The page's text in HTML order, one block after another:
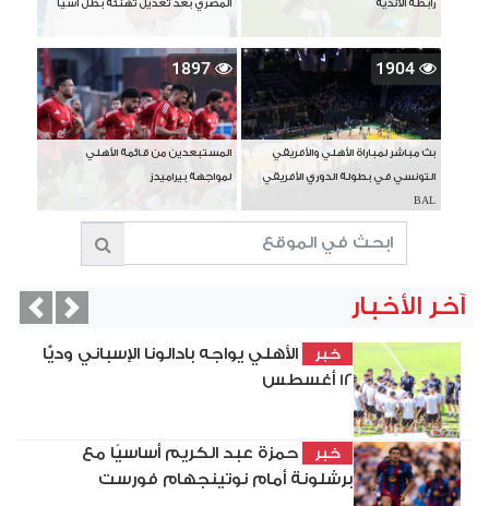
رابطة الأندية المصري بعد تعديل تهنئة بطل آسيا
1904
بث مباشر لمباراة الأهلي والأفريقي
التونسي في بطولة الدوري الأفريقي
BAL
1897
المستبعدين من قائمة الأهلي
لمواجهة بيراميدز
آخر الأخبار
خبر
الأهلي يواجه بادالونا الإسباني وديًّا
12 أغسطس
خبر
حمزة عبد الكريم أساسيًا مع
برشلونة أمام نوتينجهام فورست
Next